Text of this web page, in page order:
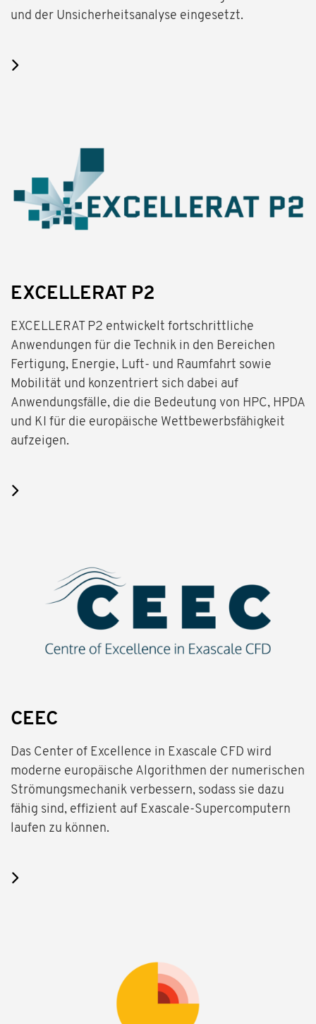
und der Unsicherheitsanalyse eingesetzt.
EXCELLERAT P2
EXCELLERAT P2 entwickelt fortschrittliche
Anwendungen für die Technik in den Bereichen
Fertigung, Energie, Luft- und Raumfahrt sowie
Mobilität und konzentriert sich dabei auf
Anwendungsfälle, die die Bedeutung von HPC, HPDA
und KI für die europäische Wettbewerbsfähigkeit
aufzeigen.
CEEC
Das Center of Excellence in Exascale CFD wird
moderne europäische Algorithmen der numerischen
Strömungsmechanik verbessern, sodass sie dazu
fähig sind, effizient auf Exascale-Supercomputern
laufen zu können.